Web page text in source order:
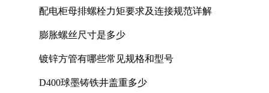
配电柜母排螺栓力矩要求及连接规范详解
膨胀螺丝尺寸是多少
镀锌方管有哪些常见规格和型号
D400球墨铸铁井盖重多少